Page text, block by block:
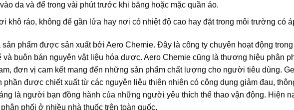
da và để trong vài phút trước khi băng hoặc mặc quần áo.
khô ráo, không để gần lửa hay nơi có nhiệt độ cao hay đặt trong môi trường có
phẩm được sản xuất bởi Aero Chemie. Đây là công ty chuyên hoạt động
và buôn bán nguyên vật liệu hóa dược. Aero Chemie cũng là thương hiệu phân
đơn vị cam kết mang đến những sản phẩm chất lượng cho người tiêu dùng.
phần được chiết xuất từ các nguyên liệu thiên nhiên có công dụng giảm đau,
là người bạn đồng hành của những người yêu thích thể thao vận động. Hiện
phối ở nhiều nhà thuốc trên toàn quốc.